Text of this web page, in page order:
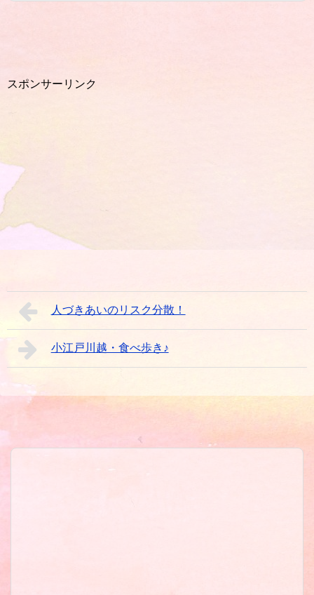
スポンサーリンク
人づきあいのリスク分散！
小江戸川越・食べ歩き♪